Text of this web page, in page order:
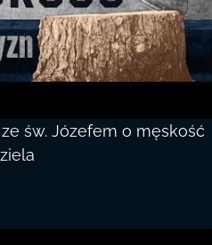
św. Józefem o męskość